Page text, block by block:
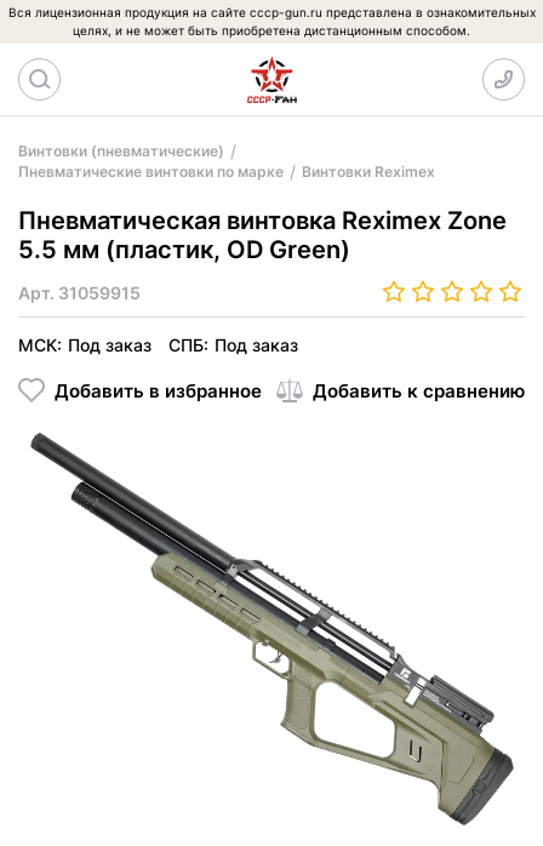
Вся лицензионная продукция на сайте cccp-gun.ru представлена в ознакомительных
целях, и не может быть приобретена дистанционным способом.
Винтовки (пневматические)
Пневматические винтовки по марке
Винтовки Reximex
Пневматическая винтовка Reximex Zone
5.5 мм (пластик, OD Green)
Арт. 31059915
МСК: Под заказ СПБ: Под заказ
Добавить в избранное Добавить к сравнению